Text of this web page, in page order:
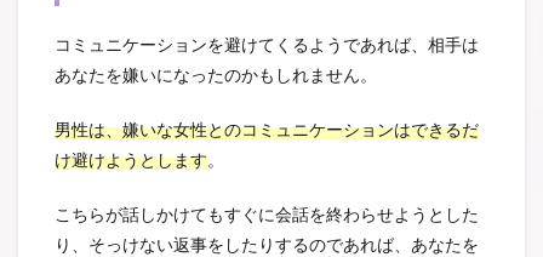
コミュニケーションを避けてくるようであれば、相手は
あなたを嫌いになったのかもしれません。
男性は、嫌いな女性とのコミュニケーションはできるだ
け避けようとします。
こちらが話しかけてもすぐに会話を終わらせようとした
り、そっけない返事をしたりするのであれば、あなたを